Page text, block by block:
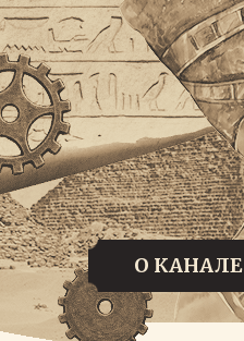
О КАНАЛЕ